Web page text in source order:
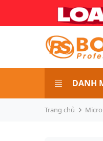
DANH
Trang chủ